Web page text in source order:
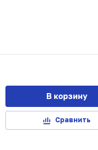
В корзину
Сравнить